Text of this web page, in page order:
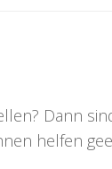
Dann
helfen